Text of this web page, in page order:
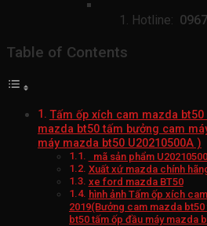
Hotline:
Table of Contents
Tấm ốp xích cam mazda
mazda bt50 tấm bưởng cam
máy mazda bt50 U20210500A )
mã sản phẩm
Xuất xứ mazda chính
xe ford mazda BT50
hình ảnh Tấm ốp xích
2019(Bưởng cam mazda
bt50 tấm ốp đầu máy mazda